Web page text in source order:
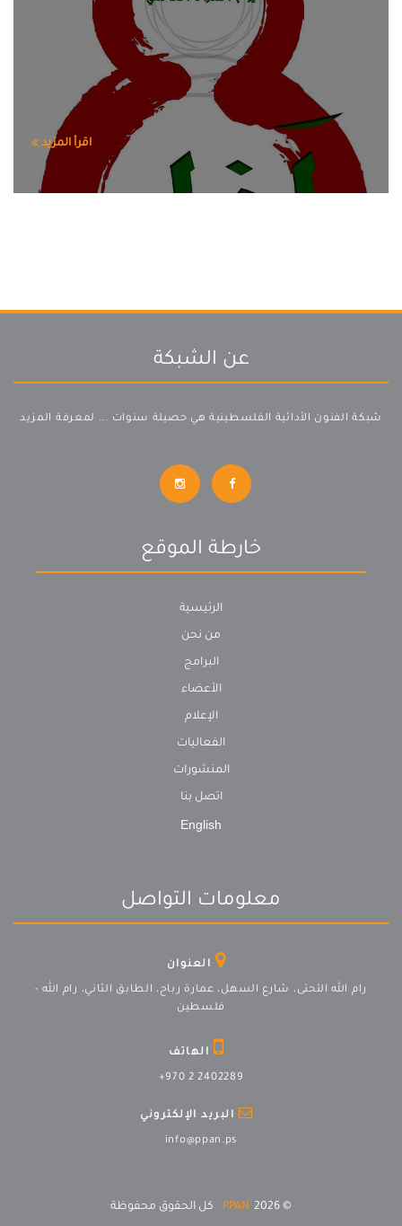
اقرأ المزيد
عن الشبكة
شبكة الفنون الأدائية الفلسطينية هي حصيلة سنوات ... لمعرفة المزيد
خارطة الموقع
الرئيسية
من نحن
البرامج
الأعضاء
الإعلام
الفعاليات
المنشورات
اتصل بنا
English
معلومات التواصل
العنوان
رام الله التحتى، شارع السهل، عمارة رباح، الطابق الثاني، رام الله -
فلسطين
الهاتف
+970 2 2402289
البريد الإلكتروني
info@ppan.ps
© 2026
PPAN. كل الحقوق محفوظة